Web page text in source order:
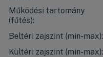
Működési tartomány
(fűtés):
Beltéri zajszint (min-max):
Kültéri zajszint (min-max):